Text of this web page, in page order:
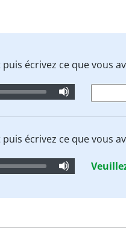
puis écrivez ce que vous
puis écrivez ce que vous